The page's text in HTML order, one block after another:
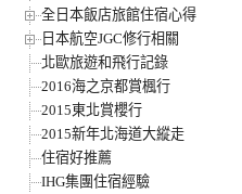
全日本飯店旅館住宿心得
日本航空JGC修行相關
北歐旅遊和飛行記錄
2016海之京都賞楓行
2015東北賞櫻行
2015新年北海道大縱走
住宿好推薦
IHG集團住宿經驗